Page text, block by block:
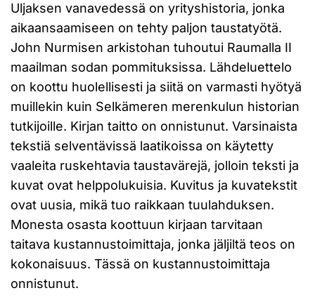
Uljaksen vanavedessä on yrityshistoria, jonka
aikaansaamiseen on tehty paljon taustatyötä.
John Nurmisen arkistohan tuhoutui Raumalla II
maailman sodan pommituksissa. Lähdeluettelo
on koottu huolellisesti ja siitä on varmasti hyötyä
muillekin kuin Selkämeren merenkulun historian
tutkijoille. Kirjan taitto on onnistunut. Varsinaista
tekstiä selventävissä laatikoissa on käytetty
vaaleita ruskehtavia taustavärejä, jolloin teksti ja
kuvat ovat helppolukuisia. Kuvitus ja kuvatekstit
ovat uusia, mikä tuo raikkaan tuulahduksen.
Monesta osasta koottuun kirjaan tarvitaan
taitava kustannustoimittaja, jonka jäljiltä teos on
kokonaisuus. Tässä on kustannustoimittaja
onnistunut.